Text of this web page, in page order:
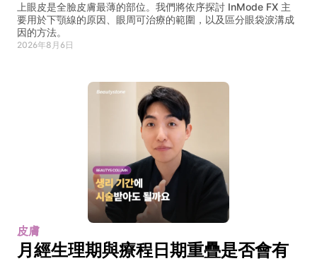
上眼皮是全臉皮膚最薄的部位。我們將依序探討 InMode FX 主
要用於下顎線的原因、眼周可治療的範圍，以及區分眼袋淚溝成
因的方法。
2026年8月6日
皮膚
月經生理期與療程日期重疊是否會有